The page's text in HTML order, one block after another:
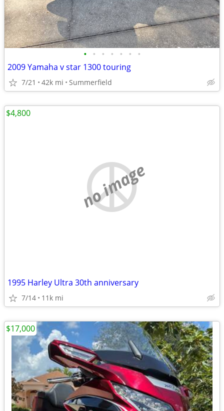
• • • • • • •
2009 Yamaha v star 1300 touring
7/21 42k mi Summerfield
no image
1995 Harley Ultra 30th anniversary
7/14 11k mi
$4,800
$17,000